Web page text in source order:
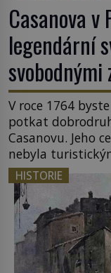
Casanova v
legendární
V roce 1764
potkat
Casanovu. Jeho
nebyla
cestou se
sledoval, když
lotyšské Rigy?
tamní
nováčkem,
HISTORIE